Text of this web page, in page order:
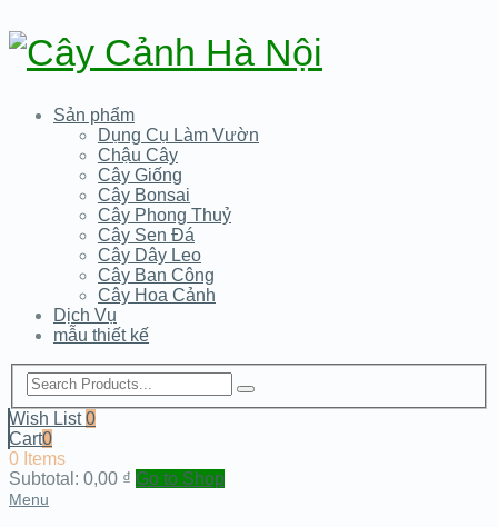
Sản phẩm
Dụng Cụ Làm Vườn
Chậu Cây
Cây Giống
Cây Bonsai
Cây Phong Thuỷ
Cây Sen Đá
Cây Dây Leo
Cây Ban Công
Cây Hoa Cảnh
Dịch Vụ
mẫu thiết kế
Wish List0
Cart0
0 Items
Subtotal: 0,00 ₫ Go to Shop
Menu